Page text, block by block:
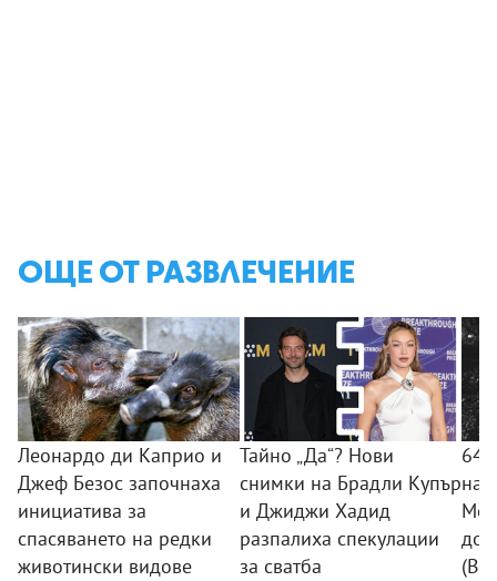
ОЩЕ ОТ РАЗВЛЕЧЕНИЕ
Леонардо ди Каприо и
Джеф Безос започнаха
инициатива за
спасяването на редки
животински видове
Тайно „Да“? Нови
снимки на Брадли Купър
и Джиджи Хадид
разпалиха спекулации
за сватба
64
на
до